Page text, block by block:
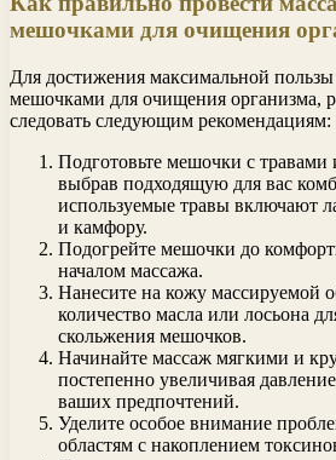
мешочками для очищения
Для достижения максимальной
мешочками для очищения организма,
следовать следующим рекомендациям:
Подготовьте мешочки с травами
выбрав подходящую для вас
используемые травы включают
и камфору.
Подогрейте мешочки до
началом массажа.
Нанесите на кожу массируемой
количество масла или лосьона
скольжения мешочков.
Начинайте массаж мягкими и
постепенно увеличивая
ваших предпочтений.
Уделите особое внимание
областям с накоплением